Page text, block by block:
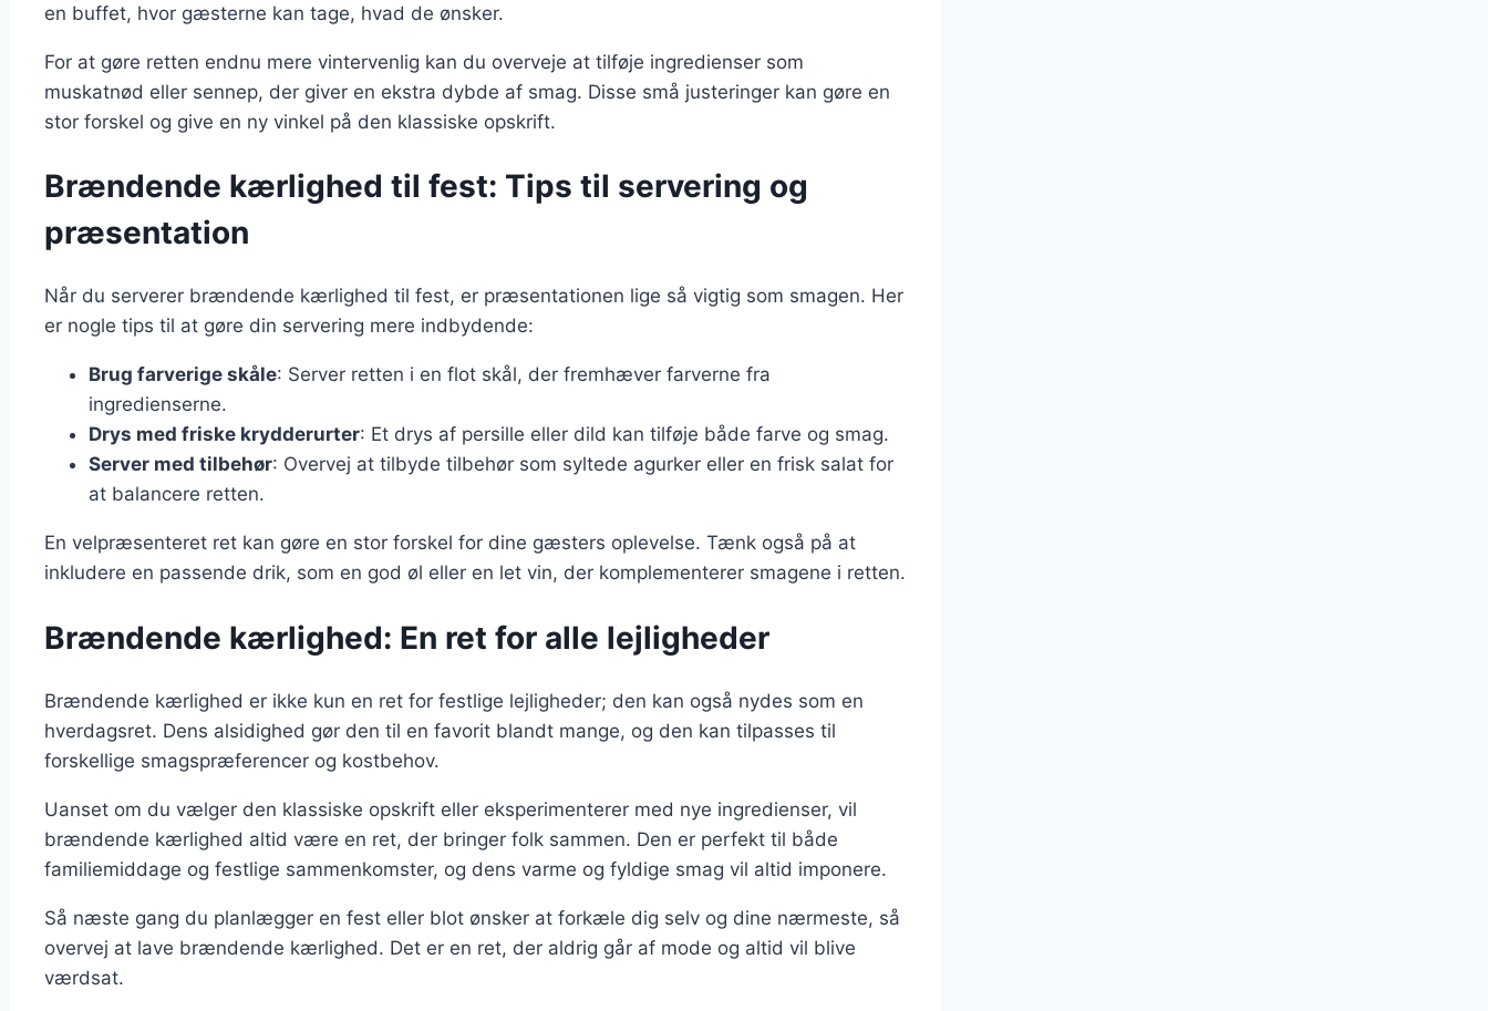
en buffet, hvor gæsterne kan tage, hvad de ønsker.
For at gøre retten endnu mere vintervenlig kan du overveje at tilføje ingredienser som
muskatnød eller sennep, der giver en ekstra dybde af smag. Disse små justeringer kan gøre en
stor forskel og give en ny vinkel på den klassiske opskrift.
Brændende kærlighed til fest: Tips til servering og
præsentation
Når du serverer brændende kærlighed til fest, er præsentationen lige så vigtig som smagen. Her
er nogle tips til at gøre din servering mere indbydende:
Brug farverige skåle: Server retten i en flot skål, der fremhæver farverne fra
ingredienserne.
Drys med friske krydderurter: Et drys af persille eller dild kan tilføje både farve og smag.
Server med tilbehør: Overvej at tilbyde tilbehør som syltede agurker eller en frisk salat for
at balancere retten.
En velpræsenteret ret kan gøre en stor forskel for dine gæsters oplevelse. Tænk også på at
inkludere en passende drik, som en god øl eller en let vin, der komplementerer smagene i retten.
Brændende kærlighed: En ret for alle lejligheder
Brændende kærlighed er ikke kun en ret for festlige lejligheder; den kan også nydes som en
hverdagsret. Dens alsidighed gør den til en favorit blandt mange, og den kan tilpasses til
forskellige smagspræferencer og kostbehov.
Uanset om du vælger den klassiske opskrift eller eksperimenterer med nye ingredienser, vil
brændende kærlighed altid være en ret, der bringer folk sammen. Den er perfekt til både
familiemiddage og festlige sammenkomster, og dens varme og fyldige smag vil altid imponere.
Så næste gang du planlægger en fest eller blot ønsker at forkæle dig selv og dine nærmeste, så
overvej at lave brændende kærlighed. Det er en ret, der aldrig går af mode og altid vil blive
værdsat.